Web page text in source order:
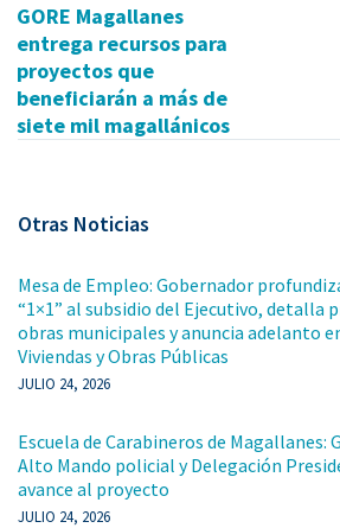
GORE Magallanes
entrega recursos para
proyectos que
beneficiarán a más de
siete mil magallánicos
Otras Noticias
Mesa de Empleo: Gobernador
“1×1” al subsidio del Ejecutivo, detalla
obras municipales y anuncia adelanto
Viviendas y Obras Públicas
JULIO 24, 2026
Escuela de Carabineros de Magallanes:
Alto Mando policial y Delegación
avance al proyecto
JULIO 24, 2026